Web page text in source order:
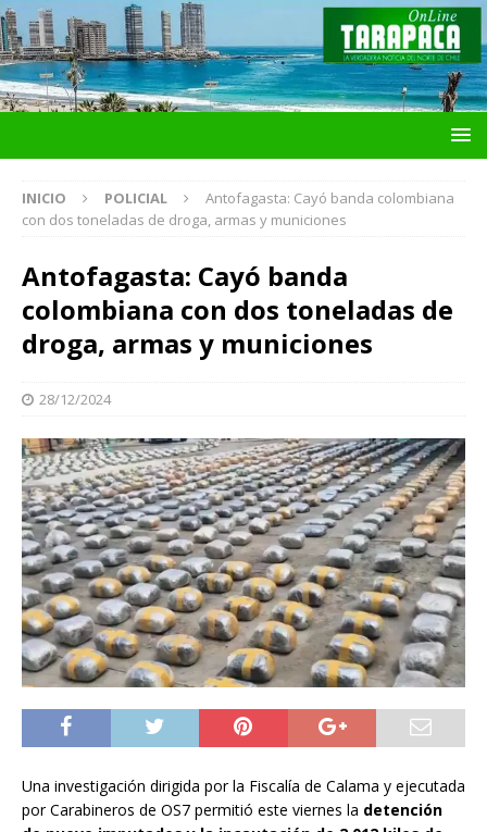
INICIO POLICIAL
Antofagasta: Cayó banda colombiana
con dos toneladas de droga, armas y municiones
Antofagasta: Cayó banda
colombiana con dos toneladas de
droga, armas y municiones
28/12/2024
Una investigación dirigida por la Fiscalía de Calama y ejecutada
por Carabineros de OS7 permitió este viernes la detención